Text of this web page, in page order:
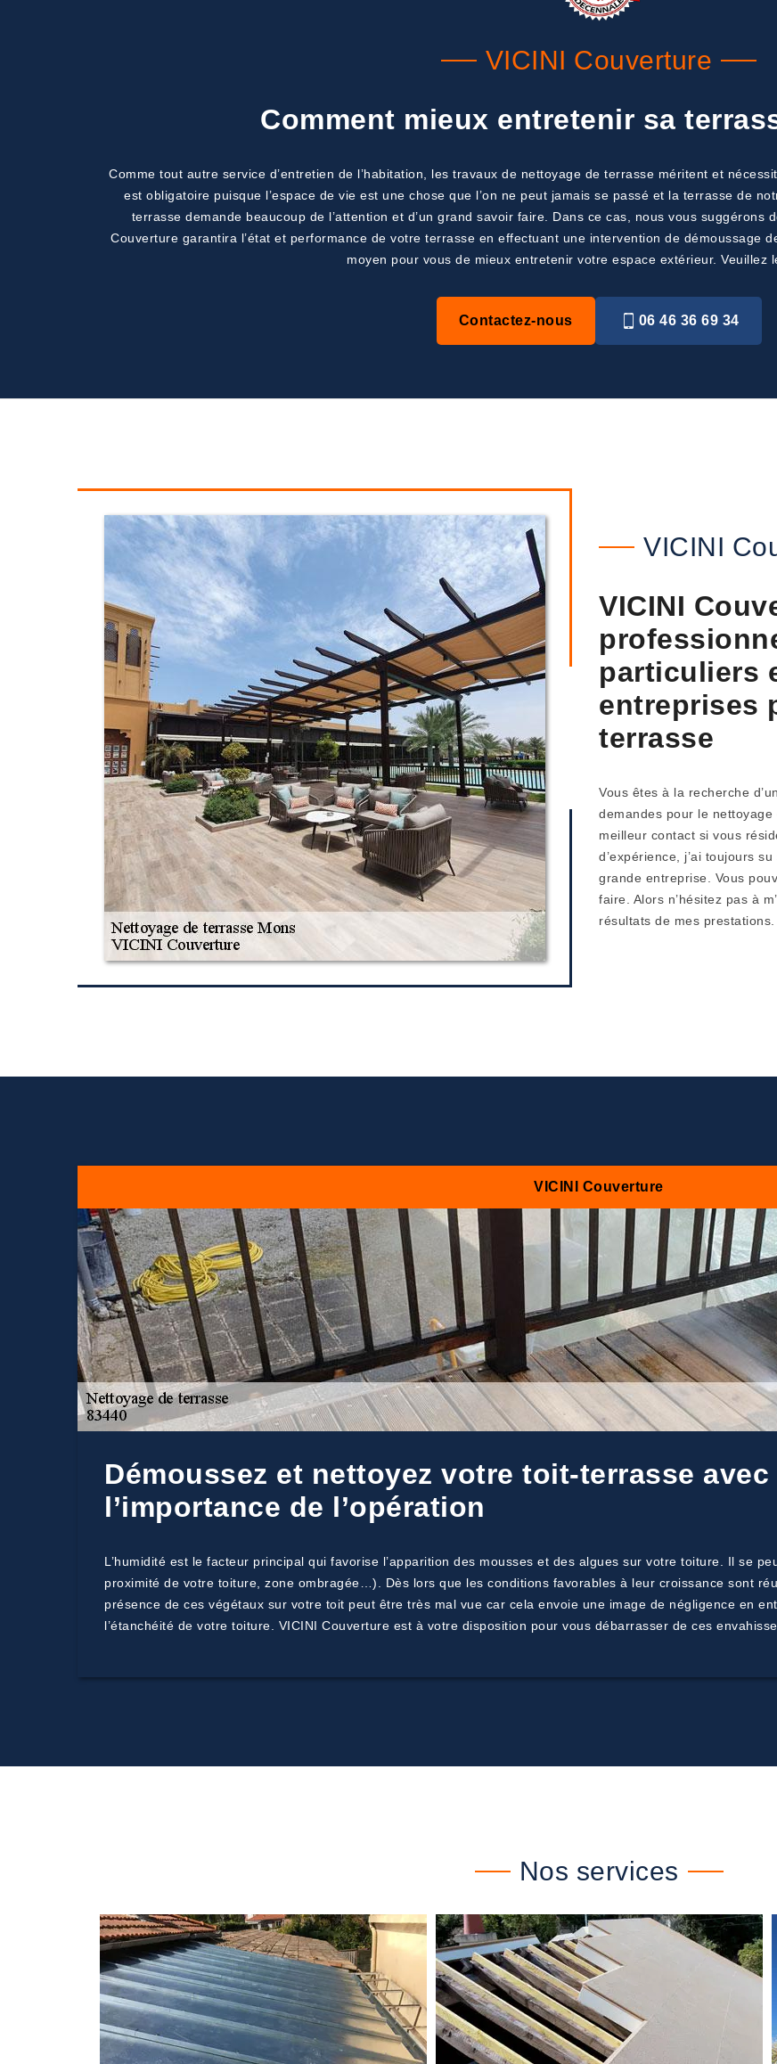
VICINI Couverture
Comment mieux entretenir sa
Comme tout autre service d’entretien de l’habitation, les travaux de nettoyage de terrasse méritent et
est obligatoire puisque l’espace de vie est une chose que l’on ne peut jamais se passé et la terrasse de
terrasse demande beaucoup de l’attention et d’un grand savoir faire. Dans ce cas, nous vous suggérons
Couverture garantira l’état et performance de votre terrasse en effectuant une intervention de démoussage
moyen pour vous de mieux entretenir votre espace extérieur. Veuillez
Contactez-nous 06 46 36 69 34
VICINI
VICINI
particuliers
entreprises
terrasse
Vous êtes à la recherche
demandes pour le
meilleur contact si vous
d’expérience, j’ai toujours
grande entreprise. Vous
faire. Alors n’hésitez pas à
résultats de mes prestations.
VICINI Couverture
Démoussez et nettoyez votre toit-terrasse avec
l’importance de l’opération
L’humidité est le facteur principal qui favorise l’apparition des mousses et des algues sur votre toiture. Il se
proximité de votre toiture, zone ombragée…). Dès lors que les conditions favorables à leur croissance sont
présence de ces végétaux sur votre toit peut être très mal vue car cela envoie une image de négligence en
l’étanchéité de votre toiture. VICINI Couverture est à votre disposition pour vous débarrasser de ces
Nos services